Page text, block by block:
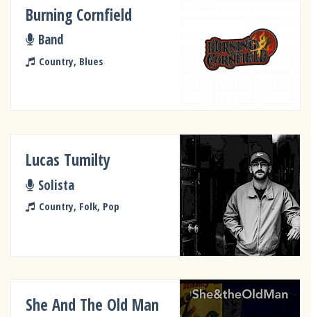
Burning Cornfield
Band
Country, Blues
Lucas Tumilty
Solista
Country, Folk, Pop
She And The Old Man